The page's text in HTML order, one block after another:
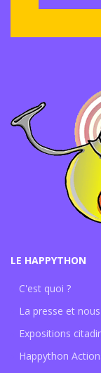
LE HAPPYTHON
C'est quoi ?
La presse et nous
Expositions
Happython